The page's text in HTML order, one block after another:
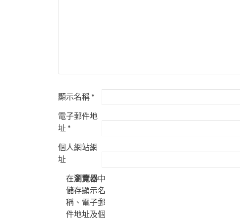
顯示名稱*
電子郵件地
址*
個人網站網
址
在瀏覽器中
儲存顯示名
稱、電子郵
件地址及個